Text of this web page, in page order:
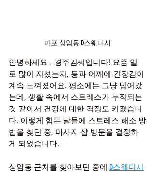
마포 상암동 D스웨디시
안녕하세요~ 경주김씨입니다! 요즘 일
로 많이 지쳤는지, 등과 어깨에 긴장감이
계속 느껴졌어요. 평소에는 그냥 넘어갔
는데, 생활 속에서 스트레스가 누적되는
것 같아서 건강에 대한 걱정도 커졌습니
다. 이렇게 힘든 날들에 스트레스 해소 방
법을 찾던 중, 마사지 샵 방문을 결정하
게 되었습니다.
상암동 근처를 찾아보던 중에 D스웨디시